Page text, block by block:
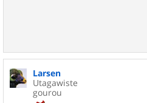
Larsen
Utagawiste
gourou